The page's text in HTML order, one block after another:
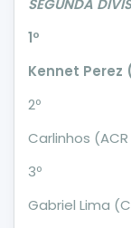
SEGUNDA
1º
Kennet Perez
2º
Carlinhos
3º
Gabriel Lima